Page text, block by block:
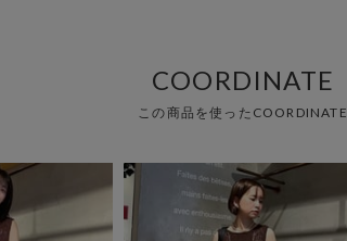
COORDINATE
この商品を使ったCOORDINATE